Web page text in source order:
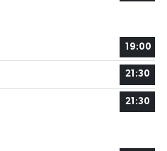
19:00
21:30
21:30